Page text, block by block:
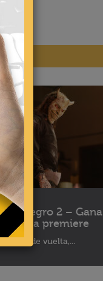
2025
Negro 2 – Gana
para la premiere
está de vuelta,...